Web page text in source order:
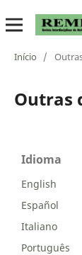
Início /
Outras
Idioma
English
Español
Italiano
Português